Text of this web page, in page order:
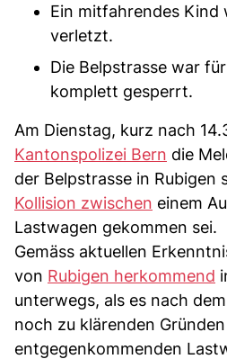
Ein mitfahrendes Kind
verletzt.
Die Belpstrasse war
komplett gesperrt.
Am Dienstag, kurz nach
Kantonspolizei Bern die
der Belpstrasse in Rubigen
Kollision zwischen einem
Lastwagen gekommen sei.
Gemäss aktuellen
von Rubigen herkommend
unterwegs, als es nach
noch zu klärenden
entgegenkommenden